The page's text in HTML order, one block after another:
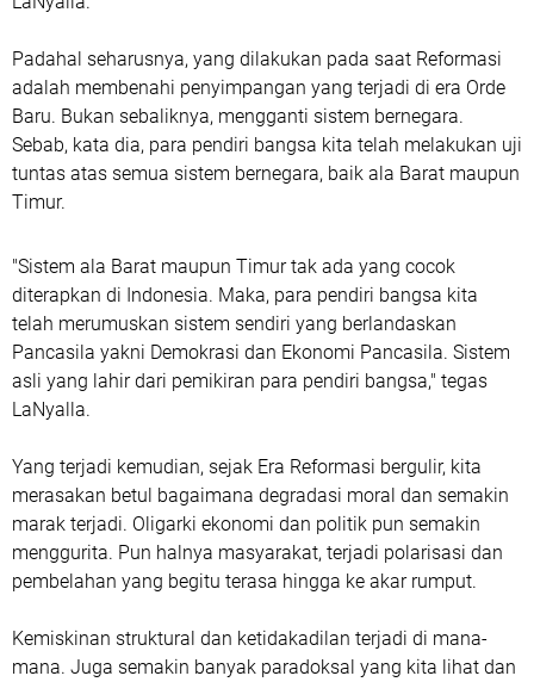
Padahal seharusnya, yang dilakukan pada saat Reformasi
adalah membenahi penyimpangan yang terjadi di era Orde
Baru. Bukan sebaliknya, mengganti sistem bernegara.
Sebab, kata dia, para pendiri bangsa kita telah melakukan uji
tuntas atas semua sistem bernegara, baik ala Barat maupun
Timur.
"Sistem ala Barat maupun Timur tak ada yang cocok
diterapkan di Indonesia. Maka, para pendiri bangsa kita
telah merumuskan sistem sendiri yang berlandaskan
Pancasila yakni Demokrasi dan Ekonomi Pancasila. Sistem
asli yang lahir dari pemikiran para pendiri bangsa," tegas
LaNyalla.
Yang terjadi kemudian, sejak Era Reformasi bergulir, kita
merasakan betul bagaimana degradasi moral dan semakin
marak terjadi. Oligarki ekonomi dan politik pun semakin
menggurita. Pun halnya masyarakat, terjadi polarisasi dan
pembelahan yang begitu terasa hingga ke akar rumput.
Kemiskinan struktural dan ketidakadilan terjadi di mana-
mana. Juga semakin banyak paradoksal yang kita lihat dan